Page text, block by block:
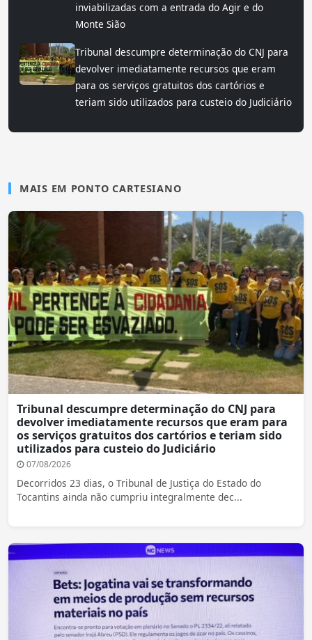
inviabilizadas com a entrada do Agir e do
Monte Sião
Tribunal descumpre determinação do CNJ para
devolver imediatamente recursos que eram
para os serviços gratuitos dos cartórios e
teriam sido utilizados para custeio do Judiciário
MAIS EM PONTO CARTESIANO
Tribunal descumpre determinação do CNJ para
devolver imediatamente recursos que eram para
os serviços gratuitos dos cartórios e teriam sido
utilizados para custeio do Judiciário
07/08/2026
Decorridos 23 dias, o Tribunal de Justiça do Estado do
Tocantins ainda não cumpriu integralmente dec...